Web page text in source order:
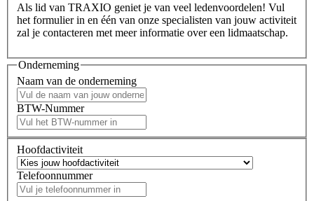
Als lid van TRAXIO geniet je van veel ledenvoordelen! Vul
het formulier in en één van onze specialisten van jouw activiteit
zal je contacteren met meer informatie over een lidmaatschap.
Onderneming
Naam van de onderneming
BTW-Nummer
Hoofdactiviteit
Telefoonnummer